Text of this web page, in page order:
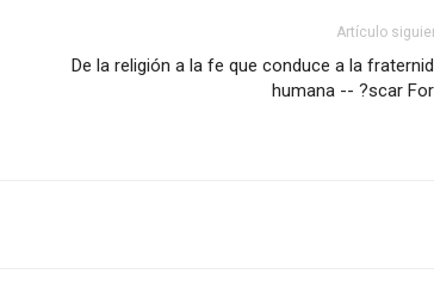
Artículo
De la religión a la fe que conduce a la
humana -- ?scar